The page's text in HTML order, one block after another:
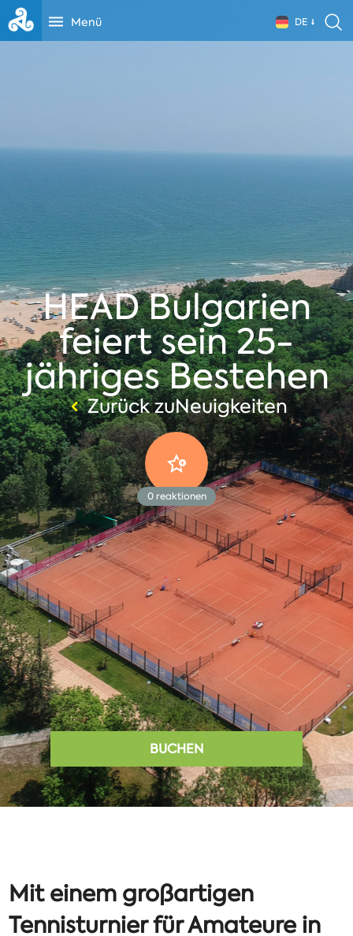
Menü DE
HEAD Bulgarien
feiert sein 25-
jähriges Bestehen
Zurück zuNeuigkeiten
0reaktionen
BUCHEN
Mit einem großartigen
Tennisturnier für Amateure in